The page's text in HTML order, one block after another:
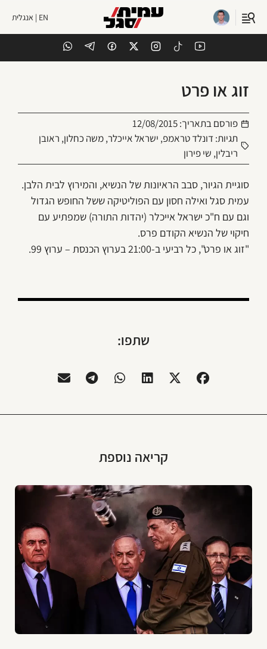
EN | אנגלית
זוג או פרט
פורסם בתאריך:12/08/2015
תגיות: דונלד טראמפ, ישראל אייכלר,משה כחלון, ראובן
ריבלין, שי פירון
סוגיית הגיור, סבב הראיונות של הנשיא, והמירוץ לבית הלבן.
עמית סגל ואילה חסון עם הפוליטיקה ששל החופש הגדול
וגם עם ח"כ ישראל אייכלר (יהדות התורה) שמפתיע עם
חיקוי של הנשיא הקודם פרס.
"זוג או פרט", כל רביעי ב-21:00 בערוץ הכנסת – ערוץ 99.
שתפו:
קריאה נוספת